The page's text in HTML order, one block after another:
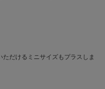
だけるミニサイズもプラスしま